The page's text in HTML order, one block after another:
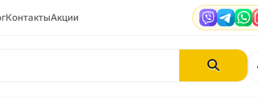
КонтактыАкции Viber